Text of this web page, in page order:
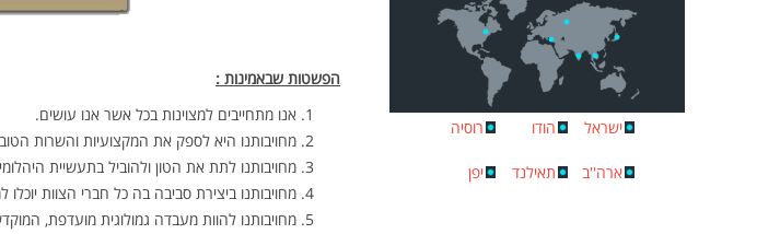
הפשטות שבאמינות :
אנו מתחייבים למצוינות בכל אשר אנו עושים.
מחויבותנו היא לספק את המקצועיות והשרות
מחויבותנו לתת את הטון ולהוביל בתעשיית
מחויבותנו ביצירת סביבה בה כל חברי הצוות
מחויבותנו להוות מעבדה גמולוגית מועדפת,
ישראל הודו רוסיה
ארה''ב תאילנד יפן